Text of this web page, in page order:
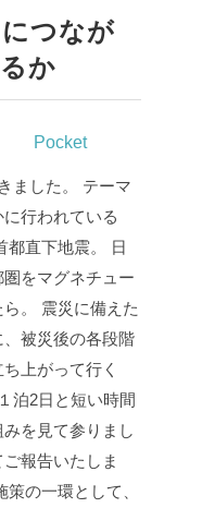
つなが
か
Pocket
ました。
テーマ
行われている
直下地震。
日
をマグネチュー
。
震災に備えた
被災後の各段階
上がって行く
１泊2日と短い時間
を見て参りまし
報告いたしま
の一環として、